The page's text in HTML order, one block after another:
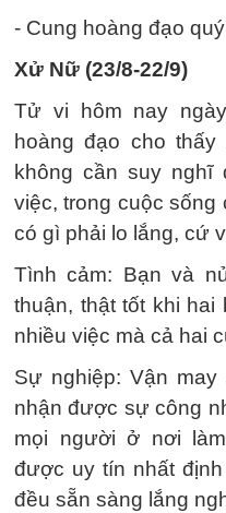
- Cung hoàng đạo
Xử Nữ (23/8-22/9)
Tử vi hôm nay
hoàng đạo cho
không cần suy nghĩ
việc, trong cuộc
có gì phải lo lắng, cứ
Tình cảm: Bạn và
thuận, thật tốt khi hai
nhiều việc mà cả hai
Sự nghiệp: Vận
nhận được sự công
mọi người ở nơi
được uy tín nhất
đều sẵn sàng lắng